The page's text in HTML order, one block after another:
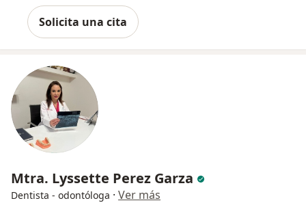
Solicita una cita
Mtra. Lyssette Perez Garza
Dentista - odontóloga · Ver más